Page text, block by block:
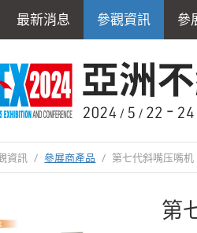
最新消息 參觀資訊 參
資訊 / 參展商產品 / 第七代斜嘴压嘴机
第